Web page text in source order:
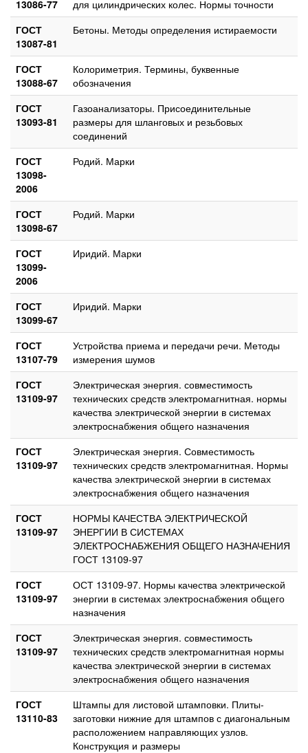
13086-77
для цилиндрических колес. Нормы точности
ГОСТ
13087-81
Бетоны. Методы определения истираемости
ГОСТ
13088-67
Колориметрия. Термины, буквенные
обозначения
ГОСТ
13093-81
Газоанализаторы. Присоединительные
размеры для шланговых и резьбовых
соединений
ГОСТ
13098-
2006
Родий. Марки
ГОСТ
13098-67
Родий. Марки
ГОСТ
13099-
2006
Иридий. Марки
ГОСТ
13099-67
Иридий. Марки
ГОСТ
13107-79
Устройства приема и передачи речи. Методы
измерения шумов
ГОСТ
13109-97
Электрическая энергия. совместимость
технических средств электромагнитная. нормы
качества электрической энергии в системах
электроснабжения общего назначения
ГОСТ
13109-97
Электрическая энергия. Совместимость
технических средств электромагнитная. Нормы
качества электрической энергии в системах
электроснабжения общего назначения
ГОСТ
13109-97
НОРМЫ КАЧЕСТВА ЭЛЕКТРИЧЕСКОЙ
ЭНЕРГИИ В СИСТЕМАХ
ЭЛЕКТРОСНАБЖЕНИЯ ОБЩЕГО НАЗНАЧЕНИЯ
ГОСТ 13109-97
ГОСТ
13109-97
ОСТ 13109-97. Нормы качества электрической
энергии в системах электроснабжения общего
назначения
ГОСТ
13109-97
Электрическая энергия. совместимость
технических средств электромагнитная нормы
качества электрической энергии в системах
электроснабжения общего назначения
ГОСТ
13110-83
Штампы для листовой штамповки. Плиты-
заготовки нижние для штампов с диагональным
расположением направляющих узлов.
Конструкция и размеры